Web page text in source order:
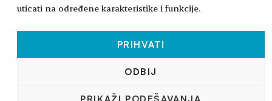
uticati na određene karakteristike i funkcije.
PRIHVATI
ODBIJ
PRIKAŽI PODEŠAVANJA
Sva prava zadržana © 2024-2026.
– Bosansko-hercegovačka integrativna